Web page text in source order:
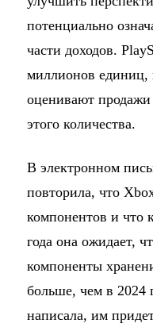
потенциально
части доходов.
миллионов единиц,
оценивают
этого количества.
В электронном
повторила, что
компонентов и что
года она ожидает,
компоненты
больше, чем в 2024
написала, им